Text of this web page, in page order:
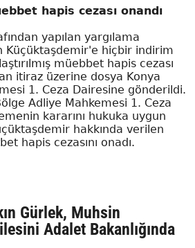
hapis cezası onandı
yapılan yargılama
Küçüktaşdemir'e hiçbir indirim
müebbet hapis cezası
itiraz üzerine dosya Konya
1. Ceza Dairesine gönderildi.
Adliye Mahkemesi 1. Ceza
kararını hukuka uygun
hakkında verilen
hapis cezasını onadı.
Gürlek, Muhsin
Adalet Bakanlığında